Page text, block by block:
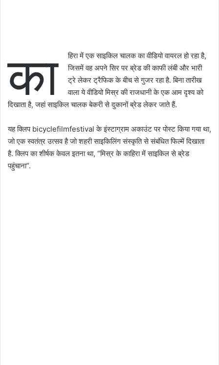
का
हिरा में एक साइकिल चालक का वीडियो वायरल हो रहा है,
जिसमें वह अपने सिर पर ब्रेड की काफी लंबी और भारी
ट्रे लेकर ट्रैफिक के बीच से गुजर रहा है. बिना तारीख
वाला ये वीडियो मिस्र की राजधानी के एक आम दृश्य को
दिखाता है, जहां साइकिल चालक बेकरी से दुकानों ब्रेड लेकर जाते हैं.
यह क्लिप bicyclefilmfestival के इंस्टाग्राम अकाउंट पर पोस्ट किया गया था,
जो एक स्वतंत्र उत्सव है जो शहरी साइकिलिंग संस्कृति से संबंधित फिल्में दिखाता
है. क्लिप का शीर्षक केवल इतना था, “मिस्र के काहिरा में साइकिल से ब्रेड
पहुंचाना”.